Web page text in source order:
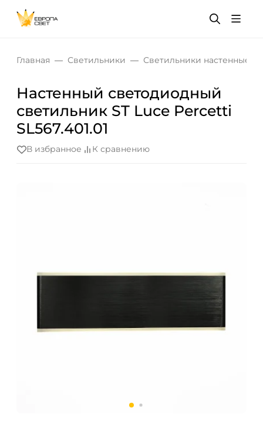
Главная Светильники Светильники настенные
Настенный светодиодный
светильник ST Luce Percetti
SL567.401.01
В избранное К сравнению